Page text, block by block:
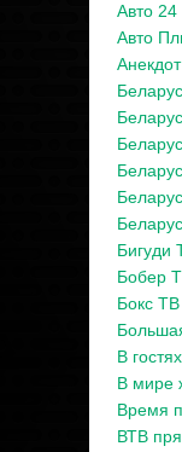
Авто
Авто
Бигуди
Бобер
Бокс
В
В мире
Время
ВТВ